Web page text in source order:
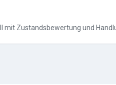
mit Zustandsbewertung und